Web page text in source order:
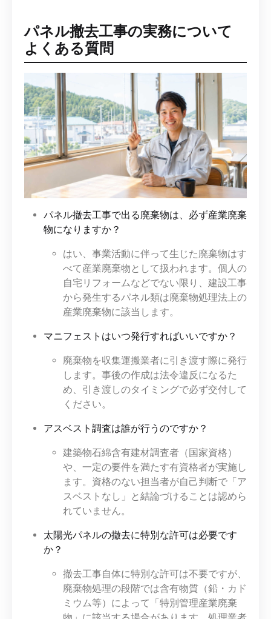
パネル撤去工事の実務について
よくある質問
パネル撤去工事で出る廃棄物は、必ず産業廃棄
物になりますか？
はい、事業活動に伴って生じた廃棄物はす
べて産業廃棄物として扱われます。個人の
自宅リフォームなどでない限り、建設工事
から発生するパネル類は廃棄物処理法上の
産業廃棄物に該当します。
マニフェストはいつ発行すればいいですか？
廃棄物を収集運搬業者に引き渡す際に発行
します。事後の作成は法令違反になるた
め、引き渡しのタイミングで必ず交付して
ください。
アスベスト調査は誰が行うのですか？
建築物石綿含有建材調査者（国家資格）
や、一定の要件を満たす有資格者が実施し
ます。資格のない担当者が自己判断で「ア
スベストなし」と結論づけることは認めら
れていません。
太陽光パネルの撤去に特別な許可は必要です
か？
撤去工事自体に特別な許可は不要ですが、
廃棄物処理の段階では含有物質（鉛・カド
ミウム等）によって「特別管理産業廃棄